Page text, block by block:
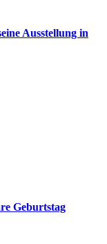
Ausstellung in
Geburtstag